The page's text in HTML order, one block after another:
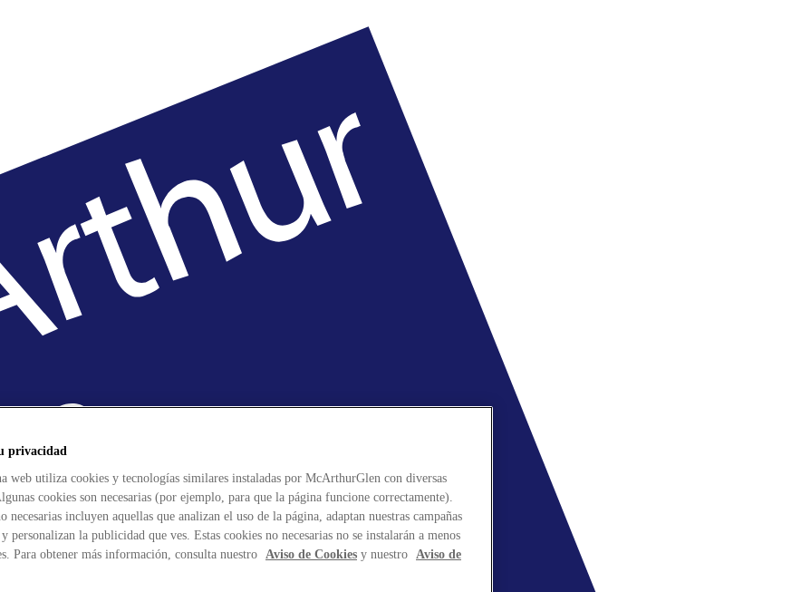
privacidad
web utiliza cookies y tecnologías similares instaladas por McArthurGlen con diversas
cookies son necesarias (por ejemplo, para que la página funcione correctamente).
necesarias incluyen aquellas que analizan el uso de la página, adaptan nuestras campañas
personalizan la publicidad que ves. Estas cookies no necesarias no se instalarán a menos
Para obtener más información, consulta nuestro Aviso de Cookies y nuestro Aviso de